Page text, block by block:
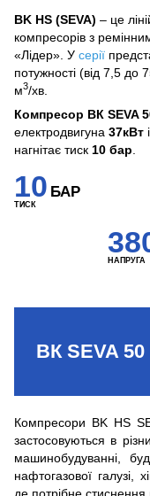
BK HS (SEVA) – це
компресорів з
«Лідер». У серії
потужності (від 7,5 до
м3/хв.
Компресор ВК SEVA
електродвигуна 37кВт
нагнітає тиск 10 бар
10 БАР
ТИСК
НАПРУГА
ВК SEVA 50
Компресори BK HS
застосовуються в
машинобудуванні,
нафтогазової галузі,
де потрібне